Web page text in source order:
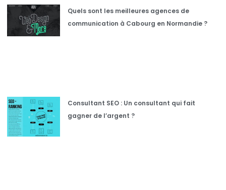
Quels sont les meilleures agences de
communication à Cabourg en Normandie ?
Consultant SEO : Un consultant qui fait
gagner de l’argent ?